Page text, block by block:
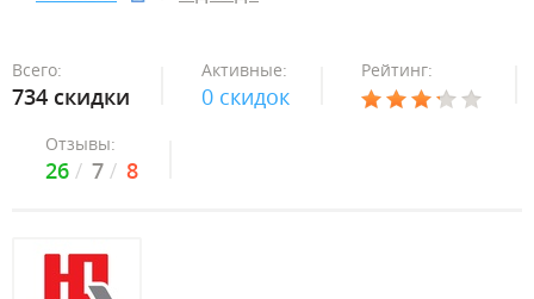
Всего:
734 скидки
Активные:
0 скидок
Рейтинг:
Отзывы:
26 7 8